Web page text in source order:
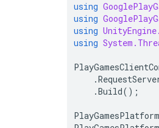
using
using
using
using
.
.Build();
PlayGamesPlatform